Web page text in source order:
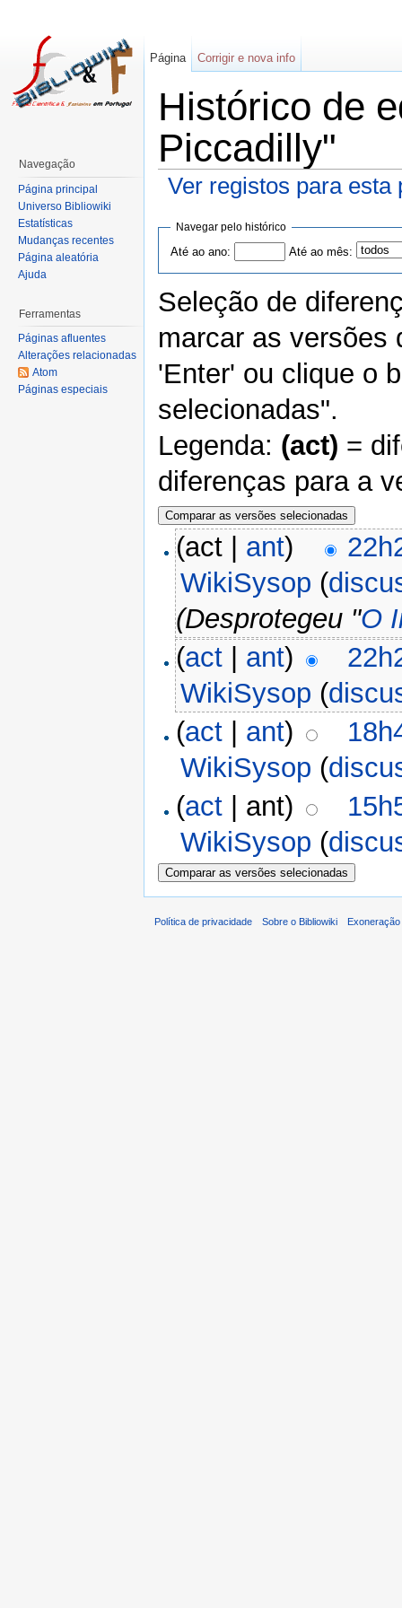
Histórico de
Piccadilly"
Ver registos para esta
Navegar pelo histórico
Até ao ano: Até ao mês:
Seleção de
marcar as versões
'Enter' ou clique o
selecionadas".
Legenda: (act) =
diferenças para a
(act | ant)
WikiSysop (
(Desprotegeu "O
(act ant)
WikiSysop (
(act ant)
WikiSysop (
(act | ant)
WikiSysop (
Página Corrigir e nova info
Navegação
Página principal
Universo Bibliowiki
Estatísticas
Mudanças recentes
Página aleatória
Ajuda
Ferramentas
Páginas afluentes
Alterações relacionadas
Atom
Páginas especiais
Política de privacidade Sobre o Bibliowiki